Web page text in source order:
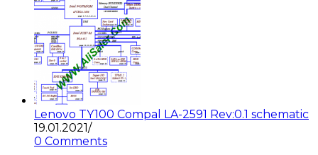
Lenovo TY100 Compal LA-2591 Rev:0.1 schematic
19.01.2021/
0 Comments